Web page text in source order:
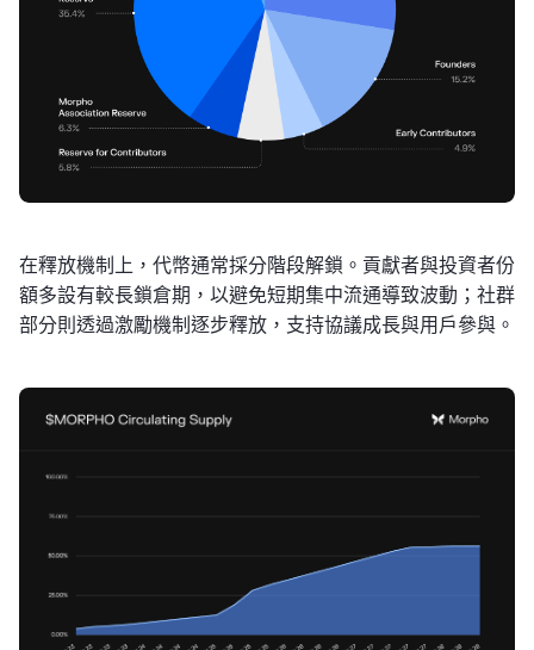
在釋放機制上，代幣通常採分階段解鎖。貢獻者與投資者份
額多設有較長鎖倉期，以避免短期集中流通導致波動；社群
部分則透過激勵機制逐步釋放，支持協議成長與用戶參與。